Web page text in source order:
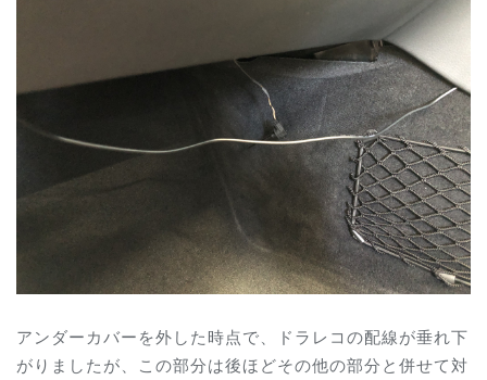
アンダーカバーを外した時点で、ドラレコの配線が垂れ下
がりましたが、この部分は後ほどその他の部分と併せて対